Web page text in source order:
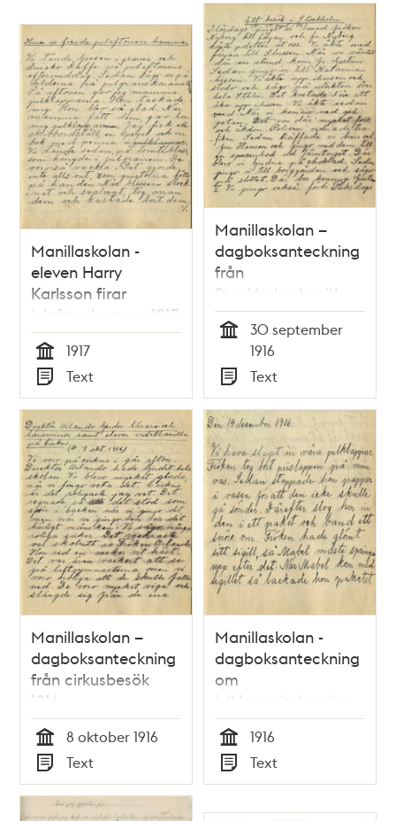
Manillaskolan -
eleven Harry
Karlsson firar
julafton hemma 1917
Tid
1917
Typ
Text
Manillaskolan –
dagboksanteckning
från
Stockholmsbesök
1916
30 september
1916
Typ
Text
Manillaskolan –
dagboksanteckning
från cirkusbesök
1916
Tid
8 oktober 1916
Typ
Text
Manillaskolan -
dagboksanteckning
om
julklappsinslagning
1916
Tid
1916
Typ
Text